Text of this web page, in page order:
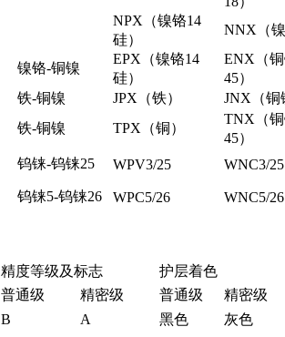
NPX（镍铬14
硅）
NNX（
镍铬-铜镍
EPX（镍铬14
硅）
ENX（
45）
铁-铜镍 JPX（铁）
JNX（铜
铁-铜镍 TPX（铜）
TNX（
45）
钨铼-钨铼25 WPV3/25 WNC3/25
钨铼5-钨铼26 WPC5/26 WNC5/26
精度等级及标志
护层着色
普通级
精密级 普通级
精密级
B A 黑色
灰色